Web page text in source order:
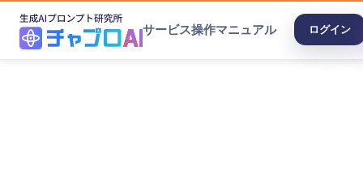
サービス操作マニュアル ログイン